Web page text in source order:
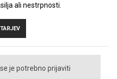
ali nestrpnosti.